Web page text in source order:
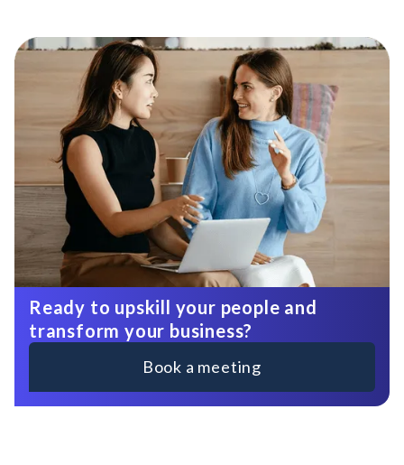
Ready to upskill your people and
transform your business?
Book a meeting